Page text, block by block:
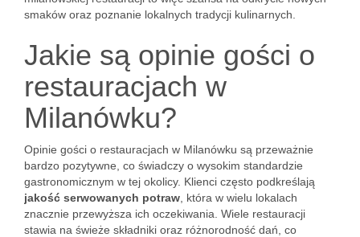
smaków oraz poznanie lokalnych tradycji kulinarnych.
Jakie są opinie gości o
restauracjach w
Milanówku?
Opinie gości o restauracjach w Milanówku są przeważnie
bardzo pozytywne, co świadczy o wysokim standardzie
gastronomicznym w tej okolicy. Klienci często podkreślają
jakość serwowanych potraw , która w wielu lokalach
znacznie przewyższa ich oczekiwania. Wiele restauracji
stawia na świeże składniki oraz różnorodność dań, co